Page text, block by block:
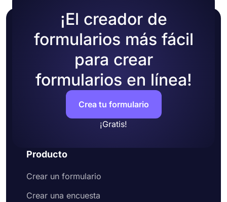
¡El creador de
formularios más fácil
para crear
formularios en línea!
Crea tu formulario
¡Gratis!
Producto
Crear un formulario
Crear una encuesta